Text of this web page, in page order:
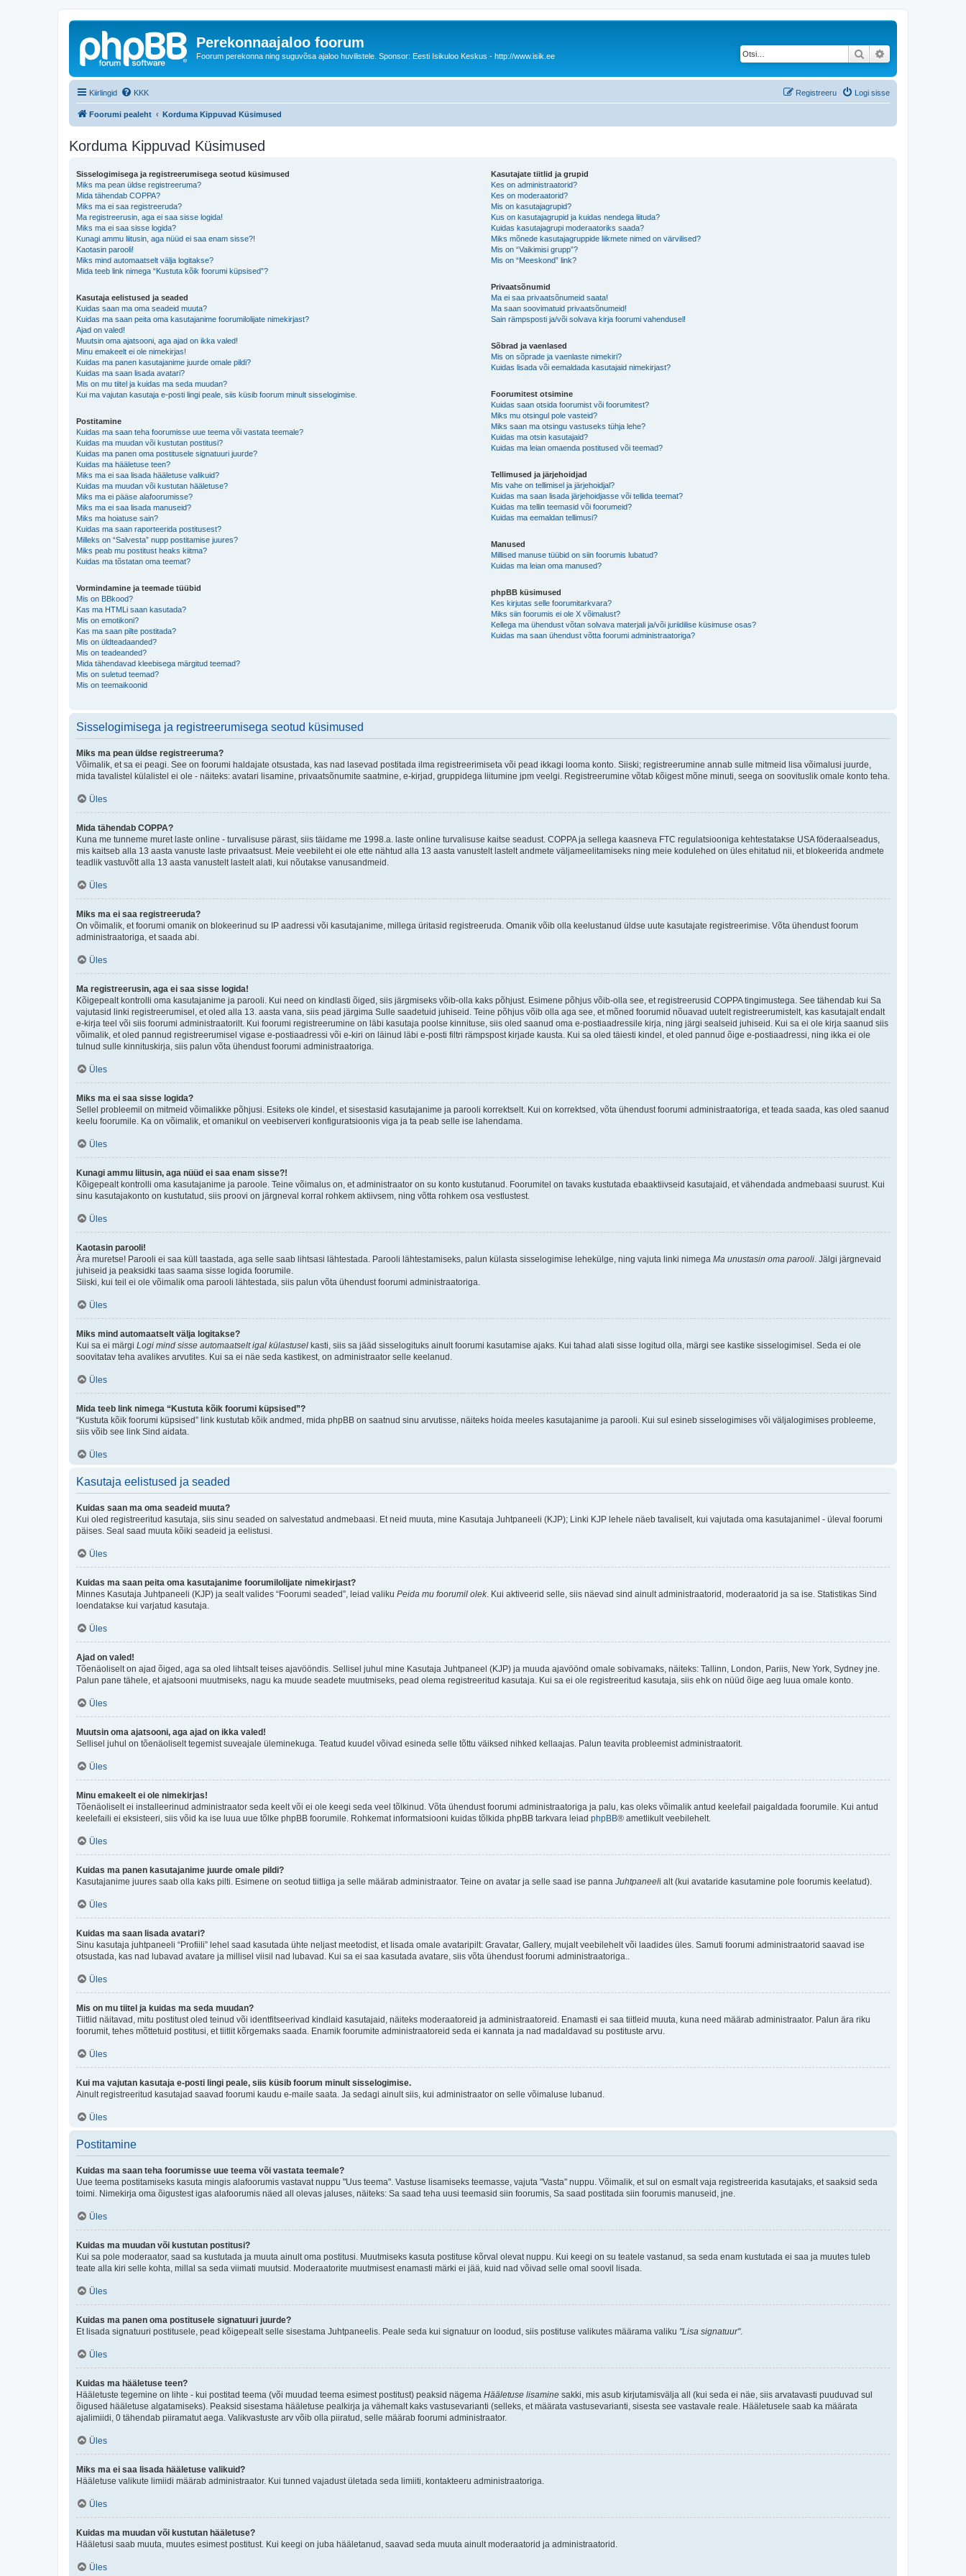
Perekonnaajaloo foorum
Foorum perekonna ning suguvõsa ajaloo huvilistele. Sponsor: Eesti Isikuloo Keskus - http://www.isik.ee Otsi
Kiirlingid KKK Logi sisse
Registreeru
Foorumi pealeht Korduma Kippuvad Küsimused
Korduma Kippuvad Küsimused
Sisselogimisega ja registreerumisega seotud küsimused
Miks ma pean üldse registreeruma?
Mida tähendab COPPA?
Miks ma ei saa registreeruda?
Ma registreerusin, aga ei saa sisse logida!
Miks ma ei saa sisse logida?
Kunagi ammu liitusin, aga nüüd ei saa enam sisse?!
Kaotasin parooli!
Miks mind automaatselt välja logitakse?
Mida teeb link nimega “Kustuta kõik foorumi küpsised”?
Kasutaja eelistused ja seaded
Kuidas saan ma oma seadeid muuta?
Kuidas ma saan peita oma kasutajanime foorumilolijate nimekirjast?
Ajad on valed!
Muutsin oma ajatsooni, aga ajad on ikka valed!
Minu emakeelt ei ole nimekirjas!
Kuidas ma panen kasutajanime juurde omale pildi?
Kuidas ma saan lisada avatari?
Mis on mu tiitel ja kuidas ma seda muudan?
Kui ma vajutan kasutaja e-posti lingi peale, siis küsib foorum minult sisselogimise.
Postitamine
Kuidas ma saan teha foorumisse uue teema või vastata teemale?
Kuidas ma muudan või kustutan postitusi?
Kuidas ma panen oma postitusele signatuuri juurde?
Kuidas ma hääletuse teen?
Miks ma ei saa lisada hääletuse valikuid?
Kuidas ma muudan või kustutan hääletuse?
Miks ma ei pääse alafoorumisse?
Miks ma ei saa lisada manuseid?
Miks ma hoiatuse sain?
Kuidas ma saan raporteerida postitusest?
Milleks on “Salvesta” nupp postitamise juures?
Miks peab mu postitust heaks kiitma?
Kuidas ma tõstatan oma teemat?
Vormindamine ja teemade tüübid
Mis on BBkood?
Kas ma HTMLi saan kasutada?
Mis on emotikoni?
Kas ma saan pilte postitada?
Mis on üldteadaanded?
Mis on teadeanded?
Mida tähendavad kleebisega märgitud teemad?
Mis on suletud teemad?
Mis on teemaikoonid
Kasutajate tiitlid ja grupid
Kes on administraatorid?
Kes on moderaatorid?
Mis on kasutajagrupid?
Kus on kasutajagrupid ja kuidas nendega liituda?
Kuidas kasutajagrupi moderaatoriks saada?
Miks mõnede kasutajagruppide liikmete nimed on värvilised?
Mis on “Vaikimisi grupp”?
Mis on “Meeskond” link?
Privaatsõnumid
Ma ei saa privaatsõnumeid saata!
Ma saan soovimatuid privaatsõnumeid!
Sain rämpsposti ja/või solvava kirja foorumi vahendusel!
Sõbrad ja vaenlased
Mis on sõprade ja vaenlaste nimekiri?
Kuidas lisada või eemaldada kasutajaid nimekirjast?
Foorumitest otsimine
Kuidas saan otsida foorumist või foorumitest?
Miks mu otsingul pole vasteid?
Miks saan ma otsingu vastuseks tühja lehe?
Kuidas ma otsin kasutajaid?
Kuidas ma leian omaenda postitused või teemad?
Tellimused ja järjehoidjad
Mis vahe on tellimisel ja järjehoidjal?
Kuidas ma saan lisada järjehoidjasse või tellida teemat?
Kuidas ma tellin teemasid või foorumeid?
Kuidas ma eemaldan tellimusi?
Manused
Millised manuse tüübid on siin foorumis lubatud?
Kuidas ma leian oma manused?
phpBB küsimused
Kes kirjutas selle foorumitarkvara?
Miks siin foorumis ei ole X võimalust?
Kellega ma ühendust võtan solvava materjali ja/või juriidilise küsimuse osas?
Kuidas ma saan ühendust võtta foorumi administraatoriga?
Sisselogimisega ja registreerumisega seotud küsimused
Miks ma pean üldse registreeruma?
Võimalik, et sa ei peagi. See on foorumi haldajate otsustada, kas nad lasevad postitada ilma registreerimiseta või pead ikkagi looma konto. Siiski; registreerumine annab sulle mitmeid lisa võimalusi juurde,
mida tavalistel külalistel ei ole - näiteks: avatari lisamine, privaatsõnumite saatmine, e-kirjad, gruppidega liitumine jpm veelgi. Registreerumine võtab kõigest mõne minuti, seega on soovituslik omale konto teha.
Üles
Mida tähendab COPPA?
Kuna me tunneme muret laste online - turvalisuse pärast, siis täidame me 1998.a. laste online turvalisuse kaitse seadust. COPPA ja sellega kaasneva FTC regulatsiooniga kehtestatakse USA föderaalseadus,
mis kaitseb alla 13 aasta vanuste laste privaatsust. Meie veebileht ei ole ette nähtud alla 13 aasta vanustelt lastelt andmete väljameelitamiseks ning meie kodulehed on üles ehitatud nii, et blokeerida andmete
teadlik vastuvõtt alla 13 aasta vanustelt lastelt alati, kui nõutakse vanusandmeid.
Üles
Miks ma ei saa registreeruda?
On võimalik, et foorumi omanik on blokeerinud su IP aadressi või kasutajanime, millega üritasid registreeruda. Omanik võib olla keelustanud üldse uute kasutajate registreerimise. Võta ühendust foorum
administraatoriga, et saada abi.
Üles
Ma registreerusin, aga ei saa sisse logida!
Kõigepealt kontrolli oma kasutajanime ja parooli. Kui need on kindlasti õiged, siis järgmiseks võib-olla kaks põhjust. Esimene põhjus võib-olla see, et registreerusid COPPA tingimustega. See tähendab kui Sa
vajutasid linki registreerumisel, et oled alla 13. aasta vana, siis pead järgima Sulle saadetuid juhiseid. Teine põhjus võib olla aga see, et mõned foorumid nõuavad uutelt registreerumistelt, kas kasutajalt endalt
e-kirja teel või siis foorumi administraatorilt. Kui foorumi registreerumine on läbi kasutaja poolse kinnituse, siis oled saanud oma e-postiaadressile kirja, ning järgi sealseid juhiseid. Kui sa ei ole kirja saanud siis
võimalik, et oled pannud registreerumisel vigase e-postiaadressi või e-kiri on läinud läbi e-posti filtri rämpspost kirjade kausta. Kui sa oled täiesti kindel, et oled pannud õige e-postiaadressi, ning ikka ei ole
tulnud sulle kinnituskirja, siis palun võta ühendust foorumi administraatoriga.
Üles
Miks ma ei saa sisse logida?
Sellel probleemil on mitmeid võimalikke põhjusi. Esiteks ole kindel, et sisestasid kasutajanime ja parooli korrektselt. Kui on korrektsed, võta ühendust foorumi administraatoriga, et teada saada, kas oled saanud
keelu foorumile. Ka on võimalik, et omanikul on veebiserveri konfiguratsioonis viga ja ta peab selle ise lahendama.
Üles
Kunagi ammu liitusin, aga nüüd ei saa enam sisse?!
Kõigepealt kontrolli oma kasutajanime ja paroole. Teine võimalus on, et administraator on su konto kustutanud. Foorumitel on tavaks kustutada ebaaktiivseid kasutajaid, et vähendada andmebaasi suurust. Kui
sinu kasutajakonto on kustutatud, siis proovi on järgneval korral rohkem aktiivsem, ning võtta rohkem osa vestlustest.
Üles
Kaotasin parooli!
Ära muretse! Parooli ei saa küll taastada, aga selle saab lihtsasi lähtestada. Parooli lähtestamiseks, palun külasta sisselogimise lehekülge, ning vajuta linki nimega Ma unustasin oma parooli . Jälgi järgnevaid
juhiseid ja peaksidki taas saama sisse logida foorumile.
Siiski, kui teil ei ole võimalik oma parooli lähtestada, siis palun võta ühendust foorumi administraatoriga.
Üles
Miks mind automaatselt välja logitakse?
Kui sa ei märgi Logi mind sisse automaatselt igal külastusel kasti, siis sa jääd sisselogituks ainult foorumi kasutamise ajaks. Kui tahad alati sisse logitud olla, märgi see kastike sisselogimisel. Seda ei ole
soovitatav teha avalikes arvutites. Kui sa ei näe seda kastikest, on administraator selle keelanud.
Üles
Mida teeb link nimega “Kustuta kõik foorumi küpsised”?
“Kustuta kõik foorumi küpsised” link kustutab kõik andmed, mida phpBB on saatnud sinu arvutisse, näiteks hoida meeles kasutajanime ja parooli. Kui sul esineb sisselogimises või väljalogimises probleeme,
siis võib see link Sind aidata.
Üles
Kasutaja eelistused ja seaded
Kuidas saan ma oma seadeid muuta?
Kui oled registreeritud kasutaja, siis sinu seaded on salvestatud andmebaasi. Et neid muuta, mine Kasutaja Juhtpaneeli (KJP); Linki KJP lehele näeb tavaliselt, kui vajutada oma kasutajanimel - üleval foorumi
päises. Seal saad muuta kõiki seadeid ja eelistusi.
Üles
Kuidas ma saan peita oma kasutajanime foorumilolijate nimekirjast?
Minnes Kasutaja Juhtpaneeli (KJP) ja sealt valides “Foorumi seaded”, leiad valiku Peida mu foorumil olek. Kui aktiveerid selle, siis näevad sind ainult administraatorid, moderaatorid ja sa ise. Statistikas Sind
loendatakse kui varjatud kasutaja.
Üles
Ajad on valed!
Tõenäoliselt on ajad õiged, aga sa oled lihtsalt teises ajavööndis. Sellisel juhul mine Kasutaja Juhtpaneel (KJP) ja muuda ajavöönd omale sobivamaks, näiteks: Tallinn, London, Pariis, New York, Sydney jne.
Palun pane tähele, et ajatsooni muutmiseks, nagu ka muude seadete muutmiseks, pead olema registreeritud kasutaja. Kui sa ei ole registreeritud kasutaja, siis ehk on nüüd õige aeg luua omale konto.
Üles
Muutsin oma ajatsooni, aga ajad on ikka valed!
Sellisel juhul on tõenäoliselt tegemist suveajale üleminekuga. Teatud kuudel võivad esineda selle tõttu väiksed nihked kellaajas. Palun teavita probleemist administraatorit.
Üles
Minu emakeelt ei ole nimekirjas!
Tõenäoliselt ei installeerinud administraator seda keelt või ei ole keegi seda veel tõlkinud. Võta ühendust foorumi administraatoriga ja palu, kas oleks võimalik antud keelefail paigaldada foorumile. Kui antud
keelefaili ei eksisteeri, siis võid ka ise luua uue tõlke phpBB foorumile. Rohkemat informatsiooni kuidas tõlkida phpBB tarkvara leiad phpBB® ametlikult veebilehelt.
Üles
Kuidas ma panen kasutajanime juurde omale pildi?
Kasutajanime juures saab olla kaks pilti. Esimene on seotud tiitliga ja selle määrab administraator. Teine on avatar ja selle saad ise panna Juhtpaneeli alt (kui avataride kasutamine pole foorumis keelatud).
Üles
Kuidas ma saan lisada avatari?
Sinu kasutaja juhtpaneeli “Profiili” lehel saad kasutada ühte neljast meetodist, et lisada omale avataripilt: Gravatar, Gallery, mujalt veebilehelt või laadides üles. Samuti foorumi administraatorid saavad ise
otsustada, kas nad lubavad avatare ja millisel viisil nad lubavad. Kui sa ei saa kasutada avatare, siis võta ühendust foorumi administraatoriga..
Üles
Mis on mu tiitel ja kuidas ma seda muudan?
Tiitlid näitavad, mitu postitust oled teinud või identfitseerivad kindlaid kasutajaid, näiteks moderaatoreid ja administraatoreid. Enamasti ei saa tiitleid muuta, kuna need määrab administraator. Palun ära riku
foorumit, tehes mõttetuid postitusi, et tiitlit kõrgemaks saada. Enamik foorumite administraatoreid seda ei kannata ja nad madaldavad su postituste arvu.
Üles
Kui ma vajutan kasutaja e-posti lingi peale, siis küsib foorum minult sisselogimise.
Ainult registreeritud kasutajad saavad foorumi kaudu e-maile saata. Ja sedagi ainult siis, kui administraator on selle võimaluse lubanud.
Üles
Postitamine
Kuidas ma saan teha foorumisse uue teema või vastata teemale?
Uue teema postitamiseks kasuta mingis alafoorumis vastavat nuppu "Uus teema". Vastuse lisamiseks teemasse, vajuta "Vasta" nuppu. Võimalik, et sul on esmalt vaja registreerida kasutajaks, et saaksid seda
toimi. Nimekirja oma õigustest igas alafoorumis näed all olevas jaluses, näiteks: Sa saad teha uusi teemasid siin foorumis, Sa saad postitada siin foorumis manuseid, jne.
Üles
Kuidas ma muudan või kustutan postitusi?
Kui sa pole moderaator, saad sa kustutada ja muuta ainult oma postitusi. Muutmiseks kasuta postituse kõrval olevat nuppu. Kui keegi on su teatele vastanud, sa seda enam kustutada ei saa ja muutes tuleb
teate alla kiri selle kohta, millal sa seda viimati muutsid. Moderaatorite muutmisest enamasti märki ei jää, kuid nad võivad selle omal soovil lisada.
Üles
Kuidas ma panen oma postitusele signatuuri juurde?
Et lisada signatuuri postitusele, pead kõigepealt selle sisestama Juhtpaneelis. Peale seda kui signatuur on loodud, siis postituse valikutes määrama valiku "Lisa signatuur".
Üles
Kuidas ma hääletuse teen?
Hääletuste tegemine on lihte - kui postitad teema (või muudad teema esimest postitust) peaksid nägema Hääletuse lisamine sakki, mis asub kirjutamisvälja all (kui seda ei näe, siis arvatavasti puuduvad sul
õigused hääletuse algatamiseks). Peaksid sisestama hääletuse pealkirja ja vähemalt kaks vastusevarianti (selleks, et määrata vastusevarianti, sisesta see vastavale reale. Hääletusele saab ka määrata
ajalimiidi, 0 tähendab piiramatut aega. Valikvastuste arv võib olla piiratud, selle määrab foorumi administraator.
Üles
Miks ma ei saa lisada hääletuse valikuid?
Hääletuse valikute limiidi määrab administraator. Kui tunned vajadust ületada seda limiiti, kontakteeru administraatoriga.
Üles
Kuidas ma muudan või kustutan hääletuse?
Hääletusi saab muuta, muutes esimest postitust. Kui keegi on juba hääletanud, saavad seda muuta ainult moderaatorid ja administraatorid.
Üles